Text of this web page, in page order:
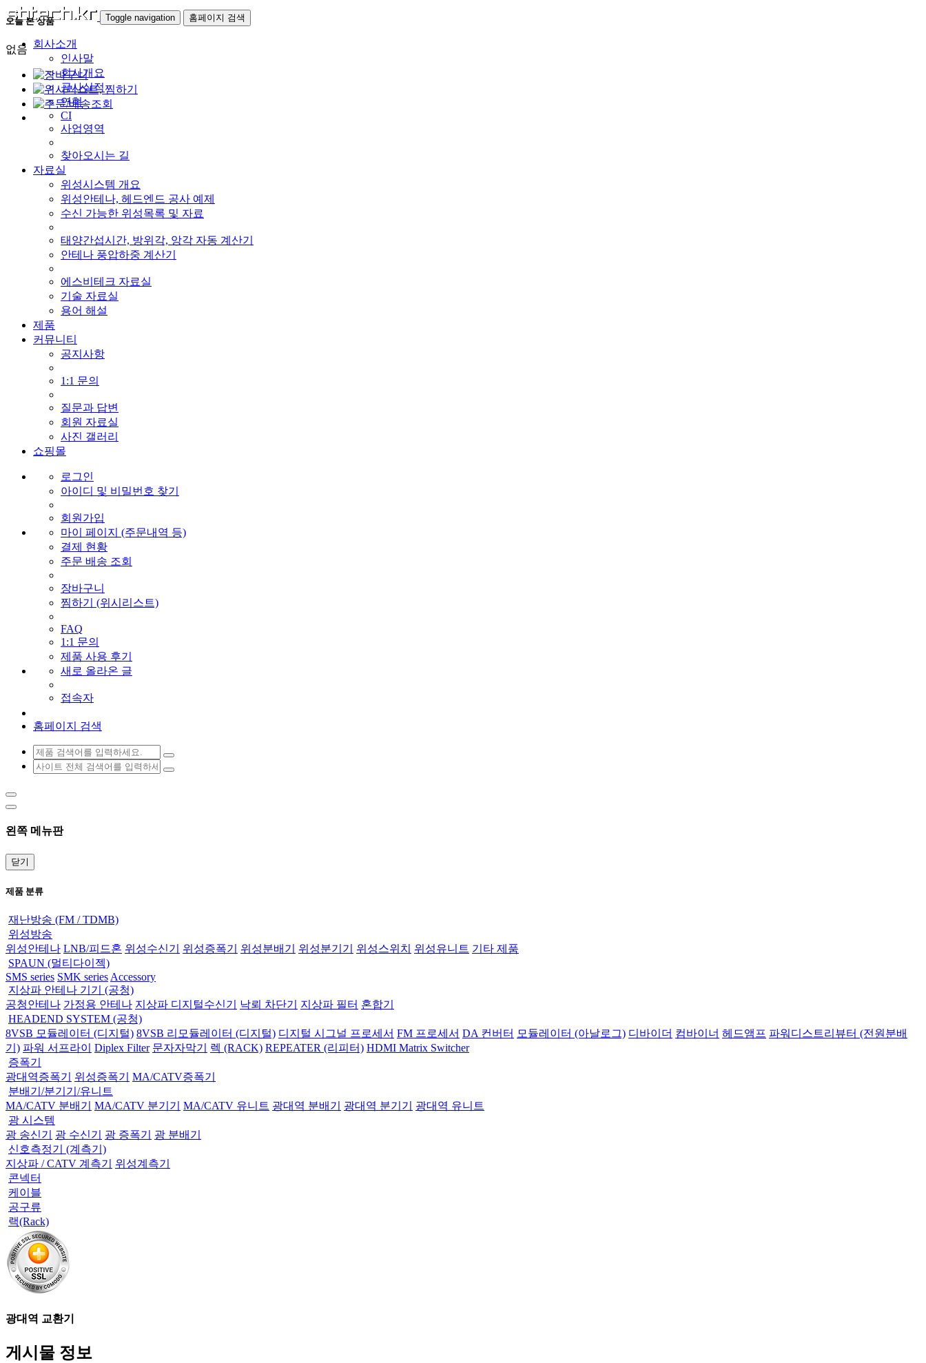
Toggle navigation 홈페이지 검색
회사소개
인사말
회사개요
공사실적
연혁
CI
사업영역
찾아오시는 길
자료실
위성시스템 개요
위성안테나, 헤드엔드 공사 예제
수신 가능한 위성목록 및 자료
태양간섭시간, 방위각, 앙각 자동 계산기
안테나 풍압하중 계산기
에스비테크 자료실
기술 자료실
용어 해설
제품
커뮤니티
공지사항
1:1 문의
질문과 답변
회원 자료실
사진 갤러리
쇼핑몰
로그인
아이디 및 비밀번호 찾기
회원가입
마이 페이지 (주문내역 등)
결제 현황
주문 배송 조회
장바구니
찜하기 (위시리스트)
FAQ
1:1 문의
제품 사용 후기
새로 올라온 글
접속자
홈페이지 검색
왼쪽 메뉴판
닫기
제품 분류
재난방송 (FM / TDMB)
위성방송
위성안테나 LNB/피드혼 위성수신기 위성증폭기 위성분배기 위성분기기 위성스위치 위성유니트 기타 제품
SPAUN (멀티다이젝)
SMS series SMK series Accessory
지상파 안테나 기기 (공청)
공청안테나 가정용 안테나 지상파 디지털수신기 낙뢰 차단기 지상파 필터 혼합기
HEADEND SYSTEM (공청)
8VSB 모듈레이터 (디지털) 8VSB 리모듈레이터 (디지털) 디지털 시그널 프로세서 FM 프로세서 DA 컨버터 모듈레이터 (아날로그) 디바이더 컴바이너 헤드앰프 파워디스트리뷰터 (전원분배
기) 파워 서프라이 Diplex Filter 문자자막기 렉 (RACK) REPEATER (리피터) HDMI Matrix Switcher
증폭기
광대역증폭기
위성증폭기
MA/CATV증폭기
분배기/분기기/유니트
MA/CATV 분배기
MA/CATV 분기기 MA/CATV 유니트 광대역 분배기 광대역 분기기
광대역 유니트
광 시스템
광 송신기
광 수신기 광 증폭기
광 분배기
신호측정기 (계측기)
지상파 / CATV 계측기
위성계측기
콘넥터
케이블
공구류
랙(Rack)
광대역 교환기
게시물 정보
오늘 본 상품
없음